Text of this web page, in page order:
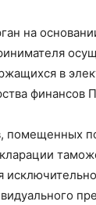
на
в
финансов
помещенных